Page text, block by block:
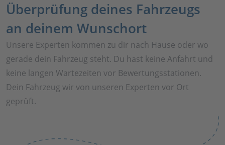
Überprüfung deines Fahrzeugs
an deinem Wunschort
Unsere Experten kommen zu dir nach Hause oder wo
gerade dein Fahrzeug steht. Du hast keine Anfahrt und
keine langen Wartezeiten vor Bewertungsstationen.
Dein Fahrzeug wir von unseren Experten vor Ort
geprüft.